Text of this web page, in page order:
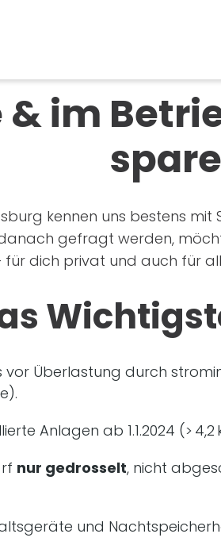
& im
kennen uns bestens
gefragt werden,
für dich privat und auch für
vor Überlastung durch
Anlagen ab 1.1.2024 (>
nur gedrosselt, nicht
und